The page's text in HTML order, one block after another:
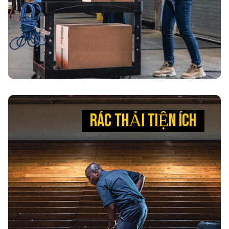
để giữ cho các nhà máy hoạt động hết công suất.
XEM SẢN PHẨM
RÁC THẢI TIỆN ÍCH
RÁC THẢI TIỆN ÍCH
DỌN DẸP CUỘC THI
Giải pháp xử lý rác thải đáng tin cậy giúp các đội
nhóm hoạt động hiệu quả. Với thùng chứa
BRUTE® của chúng tôi, bạn có thể tháo lớp lót dễ
dàng hơn tới 50%, cải thiện năng suất và an toàn,
giúp đội nhóm của bạn duy trì lợi thế sân nhà.